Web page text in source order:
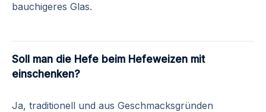
bauchigeres Glas.
Soll man die Hefe beim Hefeweizen mit
einschenken?
Ja, traditionell und aus Geschmacksgründen